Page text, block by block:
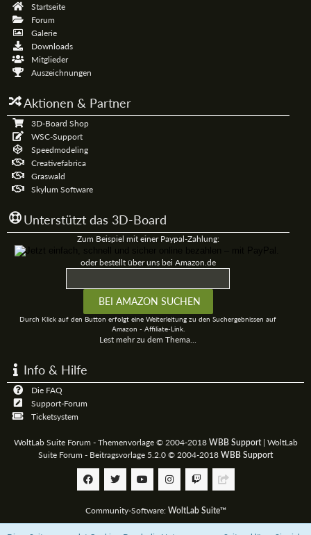
Startseite
Forum
Galerie
Downloads
Mitglieder
Auszeichnungen
Aktionen & Partner
3D-Board Shop
WSC-Support
Speedmodeling
Creativefabrica
Graswald
Skylum Software
Unterstützt das 3D-Board
Zum Beispiel mit einer Paypal-Zahlung:
oder bestellt über uns bei Amazon.de
Durch Klick auf den Button erfolgt eine Weiterleitung zu den Suchergebnissen auf
Amazon - Affiliate-Link.
Lest mehr zu dem Thema...
Info & Hilfe
Die FAQ
Support-Forum
Ticketsystem
WoltLab Suite Forum - Themenvorlage © 2004-2018 WBB Support| WoltLab
Suite Forum - Beitragsvorlage 5.2.0 © 2004-2018 WBB Support
Community-Software: WoltLab Suite™